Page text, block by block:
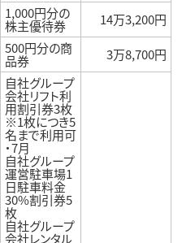
1,000円分の
株主優待券
14万3,200円
500円分の商
品券 3万8,700円
自社グループ
会社リフト利
用割引券3枚
※1枚につき5
名まで利用可
・7月
自社グループ
運営駐車場1
日駐車料金
30%割引券5
枚
自社グループ
会社レンタル